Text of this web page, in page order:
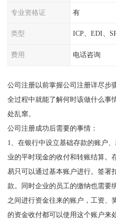
专业资格证 有
类型 ICP、EDI、
费用 电话咨询
公司注册以前掌握公司注册详尽步
全过程中就能了解何时该做什么事
处乱窜。
公司注册成功后需要的事情：
1、在银行中设立基础存款的账户
业的平时现金的收付和转账结算。
易只可以通过基本账户进行。签署
款。同时企业的员工的缴纳也需要
之间进行资金往来的账户，工资、
的资金收付都可以使用这个账户来